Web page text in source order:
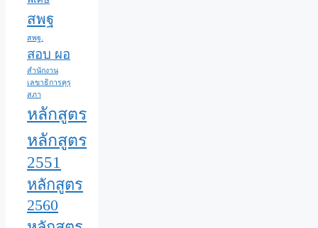
สพฐ
สพฐ.
สอบ ผอ
สำนักงาน
เลขาธิการคุรุ
สภา
หลักสูตร
หลักสูตร
2551
หลักสูตร
2560